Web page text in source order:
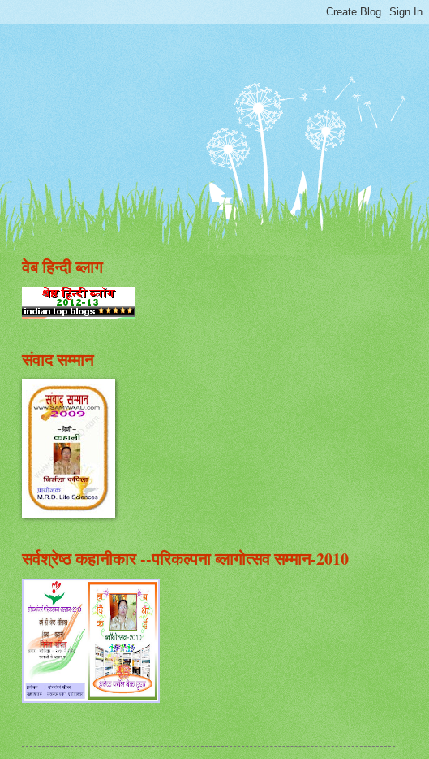
वेब हिन्दी ब्लाग
संवाद सम्मान
सर्वश्रेष्ठ कहानीकार --परिकल्पना ब्लागोत्सव सम्मान-2010